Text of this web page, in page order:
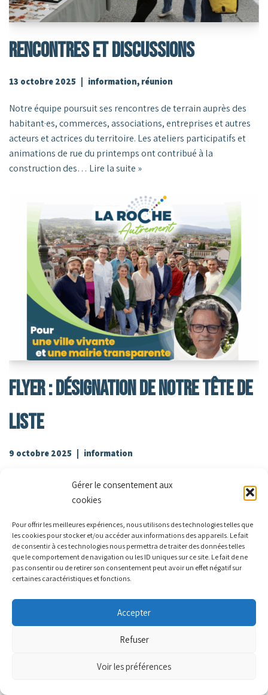
Gérer le consentement aux
cookies
Pour offrir les meilleures expériences, nous utilisons des technologies telles que
les cookies pour stocker et/ou accéder aux informations des appareils. Le fait
de consentir à ces technologies nous permettra de traiter des données telles
que le comportement de navigation ou les ID uniques sur ce site. Le fait de ne
pas consentir ou de retirer son consentement peut avoir un effet négatif sur
certaines caractéristiques et fonctions.
Accepter
Refuser
Voir les préférences
Rencontres Et Discussions
13 octobre 2025 information, réunion
Notre équipe poursuit ses rencontres de terrain auprès des
habitant·es, commerces, associations, entreprises et autres
acteurs et actrices du territoire. Les ateliers participatifs et
animations de rue du printemps ont contribué à la
construction des… Lire la suite »
Flyer : Désignation De Notre Tête De
Liste
9 octobre 2025 information
Vous trouverez ci-dessous le flyer (distribué dans les boîtes
aux lettres rochoises) pour annoncer notre candidature,
orientations que nous avons construites avec la participation
des…Lire la suite »